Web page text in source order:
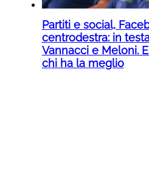
Partiti e social,
centrodestra: in
Vannacci e Meloni.
chi ha la meglio